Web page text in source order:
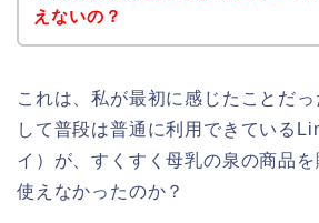
えないの？
これは、私が最初に感じたことだっ
して普段は普通に利用できている
イ）が、すくすく母乳の泉の商品
使えなかったのか？